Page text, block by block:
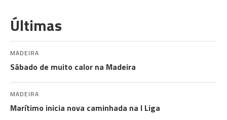
Últimas
MADEIRA
Sábado de muito calor na Madeira
MADEIRA
Marítimo inicia nova caminhada na I Liga